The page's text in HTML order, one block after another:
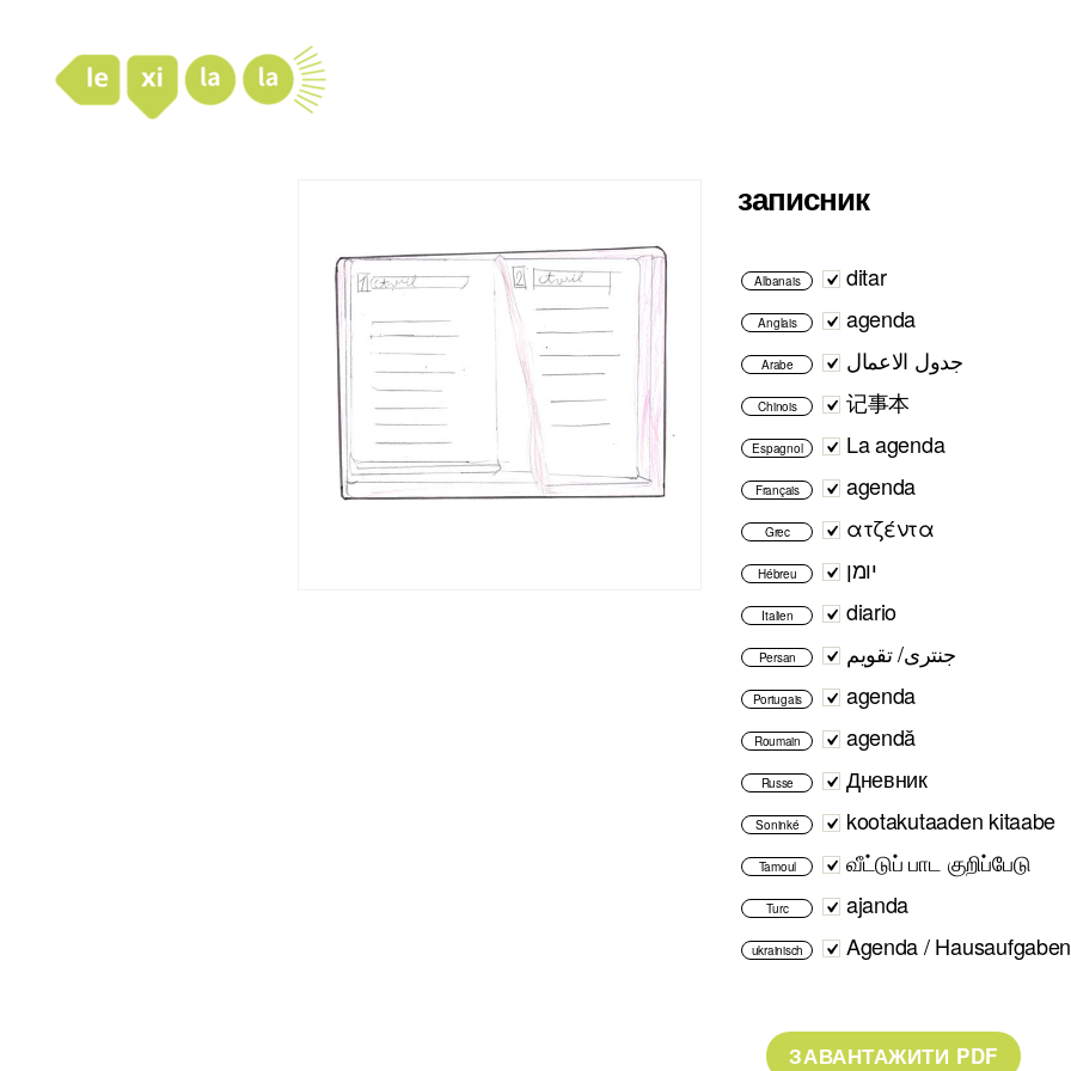
записник
Albanais ditar
Anglais agenda
Arabe جدول الاعمال
Chinois 记事本
Espagnol La agenda
Français agenda
Grec ατζέντα
Hébreu יומן
Italien diario
Persan جنتری/ تقویم
Portugais agenda
Roumain agendă
Russe Дневник
Soninké kootakutaaden kitaabe
Tamoul வீட்டுப் பாட குறிப்பேடு
Turc ajanda
ukrainisch Agenda /